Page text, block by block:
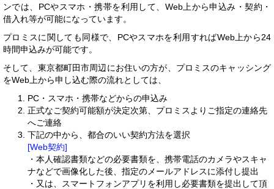
ンでは、PCやスマホ・携帯を利用して、Web上から申込み・契約・
借入れ等が可能になっています。
プロミスに関しても同様で、PCやスマホを利用すればWeb上から24
時間申込みが可能です。
そして、東京都町田市周辺にお住いの方が、プロミスのキャッシング
をWeb上から申し込む際の流れとしては、
PC・スマホ・携帯などからの申込み
正式なご契約可能額が決定次第、プロミスよりご指定の連絡先
へご連絡
下記の中から、都合のいい契約方法を選択
[Web契約]
・本人確認書類などの必要書類を、携帯電話のカメラやスキャ
ナなどで画像化した後、指定のメールアドレスに添付し提出
・又は、スマートフォンアプリを利用し必要書類を提出して頂